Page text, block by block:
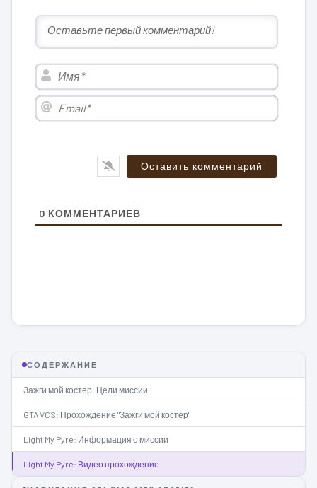
Имя*
Email*
0 КОММЕНТАРИЕВ
СОДЕРЖАНИЕ
Зажги мой костер: Цели миссии
GTA VCS: Прохождение "Зажги мой костер"
Light My Pyre: Информация о миссии
Light My Pyre: Видео прохождение